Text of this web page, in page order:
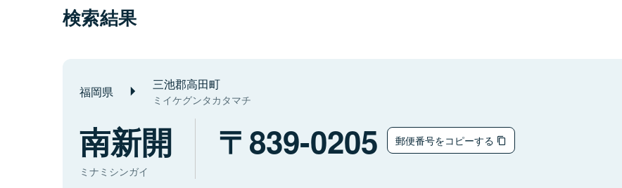
検索結果
福岡県 三池郡高田町
ミイケグンタカタマチ
南新開
ミナミシンガイ
839-0205 郵便番号をコピーする